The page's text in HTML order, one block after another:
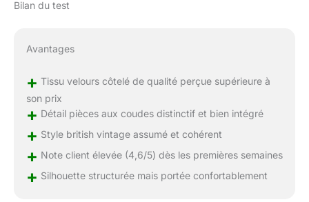
Bilan du test
Avantages
+ Tissu velours côtelé de qualité perçue supérieure à
son prix
+ Détail pièces aux coudes distinctif et bien intégré
+ Style british vintage assumé et cohérent
+ Note client élevée (4,6/5) dès les premières semaines
+ Silhouette structurée mais portée confortablement